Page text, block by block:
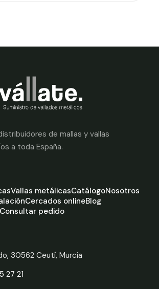
de mallas y vallas
a toda España.
Vallas metálicasCatálogoNosotros
Cercados onlineBlog
Consultar pedido
30562 Ceutí, Murcia
27 21